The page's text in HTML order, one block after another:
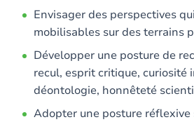
Envisager des perspectives
mobilisables sur des terrains
Développer une posture de
recul, esprit critique, curiosité
déontologie, honnêteté
Adopter une posture réflexive